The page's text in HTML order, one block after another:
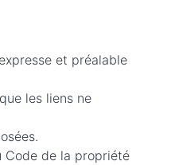
et préalable
les liens ne
Code de la propriété